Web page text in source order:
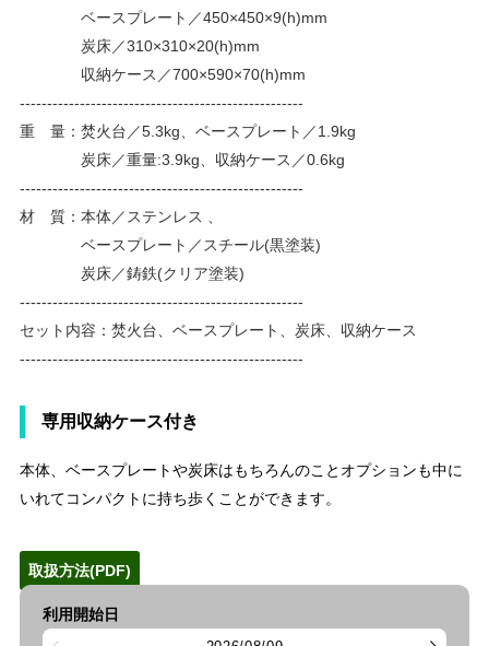
ベースプレート／450×450×9(h)mm
炭床／310×310×20(h)mm
収納ケース／700×590×70(h)mm
----------------------------------------------------
重 量：焚火台／5.3kg、ベースプレート／1.9kg
炭床／重量:3.9kg、収納ケース／0.6kg
----------------------------------------------------
材 質：本体／ステンレス 、
ベースプレート／スチール(黒塗装)
炭床／鋳鉄(クリア塗装)
----------------------------------------------------
セット内容：焚火台、ベースプレート、炭床、収納ケース
----------------------------------------------------
専用収納ケース付き
本体、ベースプレートや炭床はもちろんのことオプションも中に
いれてコンパクトに持ち歩くことができます。
取扱方法(PDF)
利用開始日